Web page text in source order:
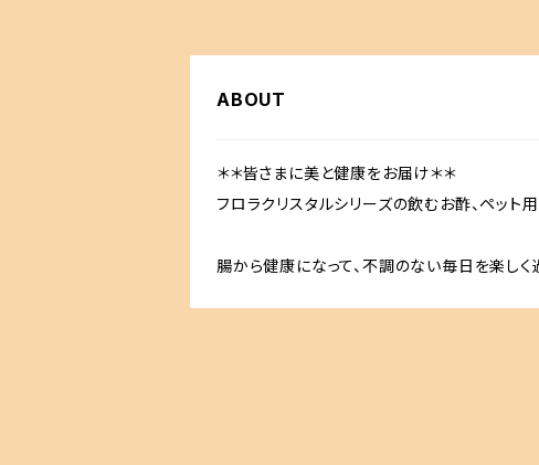
ABOUT
＊＊皆さまに美と健康をお届け＊＊
フロラクリスタルシリーズの飲むお酢、ペッ
腸から健康になって、不調のない毎日を楽し